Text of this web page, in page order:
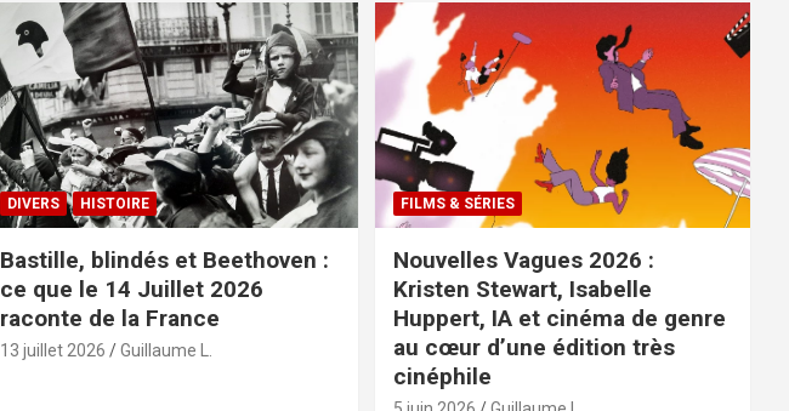
DIVERS HISTOIRE
Bastille, blindés et Beethoven :
ce que le 14 Juillet 2026
raconte de la France
13 juillet 2026 Guillaume L.
FILMS & SÉRIES
Nouvelles Vagues 2026 :
Kristen Stewart, Isabelle
Huppert, IA et cinéma de genre
au cœur d’une édition très
cinéphile